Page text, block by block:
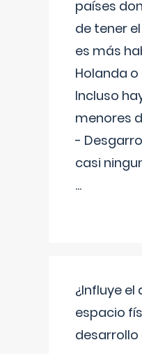
países
de tener
es más
Holanda o
Incluso
menores
-
casi
...
¿Influye el
espacio